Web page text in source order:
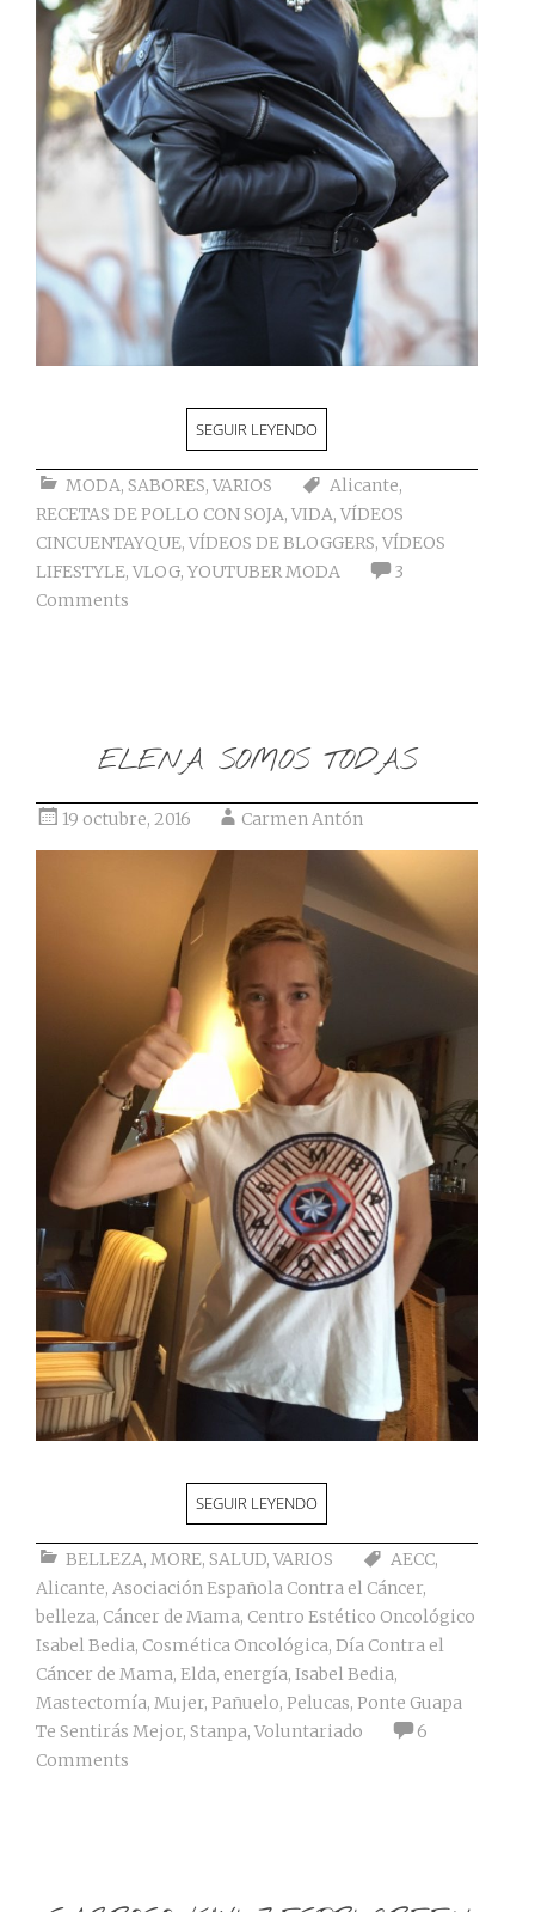
SEGUIR LEYENDO
MODA, SABORES, VARIOS Alicante,
RECETAS DE POLLO CON SOJA, VIDA, VÍDEOS
CINCUENTAYQUE, VÍDEOS DE BLOGGERS, VÍDEOS
LIFESTYLE, VLOG, YOUTUBER MODA
3
Comments
ELENA SOMOS TODAS
19 octubre, 2016 Carmen Antón
SEGUIR LEYENDO
BELLEZA, MORE, SALUD, VARIOS AECC,
Alicante, Asociación Española Contra el Cáncer,
belleza, Cáncer de Mama, Centro Estético Oncológico
Isabel Bedia, Cosmética Oncológica, Día Contra el
Cáncer de Mama, Elda, energía, Isabel Bedia,
Mastectomía, Mujer, Pañuelo, Pelucas, Ponte Guapa
Te Sentirás Mejor, Stanpa, Voluntariado
6
Comments